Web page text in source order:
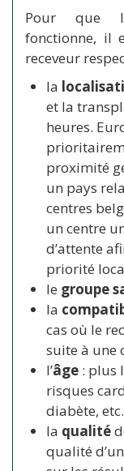
Pour que
fonctionne, il
receveur
la
et la
heures.
proximité
un pays
centres
un centre
d’attente
priorité
le groupe
la
cas où le
suite à une
l’âge: plus
risques
diabète,
la qualité
qualité